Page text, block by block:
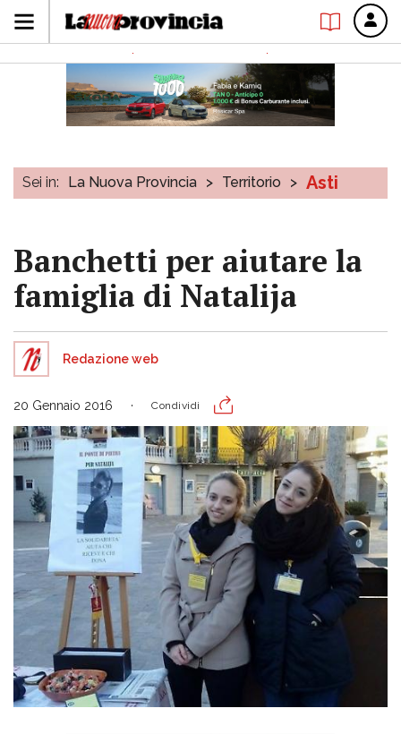
Sei in: La Nuova Provincia > Territorio > Asti
Banchetti per aiutare la
famiglia di Natalija
Redazione web
20 Gennaio 2016 Condividi